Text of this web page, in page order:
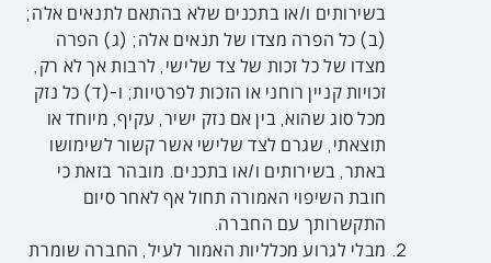
בשירותים ו/או בתכנים שלא בהתאם לתנאים אלה;
(ב) כל הפרה מצדו של תנאים אלה; (ג) הפרה
מצדו של כל זכות של צד שלישי, לרבות אך לא רק,
זכויות קניין רוחני או הזכות לפרטיות; ו-(ד) כל נזק
מכל סוג שהוא, בין אם נזק ישיר, עקיף, מיוחד או
תוצאתי, שגרם לצד שלישי אשר קשור לשימושו
באתר, בשירותים ו/או בתכנים. מובהר בזאת כי
חובת השיפוי האמורה תחול אף לאחר סיום
התקשרותך עם החברה.
מבלי לגרוע מכלליות האמור לעיל, החברה שומרת